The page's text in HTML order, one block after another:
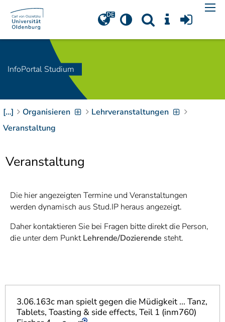
Navigation[Access-Key 1
Choose other language
Zum Inhalt springen
[Access-Key 2
Zur Suche springen
[Access-Key 4]
Zur Hauptnavigation
Zielgruppennavigation
springen
Zur
Brotkrumennavigation
7]
Informationen zur
InfoPortal Studium
[…] Organisieren
Lehrveranstaltungen
Veranstaltung
Veranstaltung
Die hier angezeigten Termine und Veranstaltungen
werden dynamisch aus Stud.IP heraus angezeigt.
Daher kontaktieren Sie bei Fragen bitte direkt die Person,
die unter dem PunktLehrende/Dozierende steht.
3.06.163c man spielt gegen die Müdigkeit ... Tanz,
Tablets, Toasting & side effects, Teil 1 (inm760)